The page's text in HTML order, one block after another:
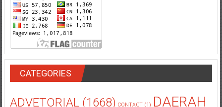
CATEGORIES
ADVETORIAL(1668) CONTACT(1) DAERAH